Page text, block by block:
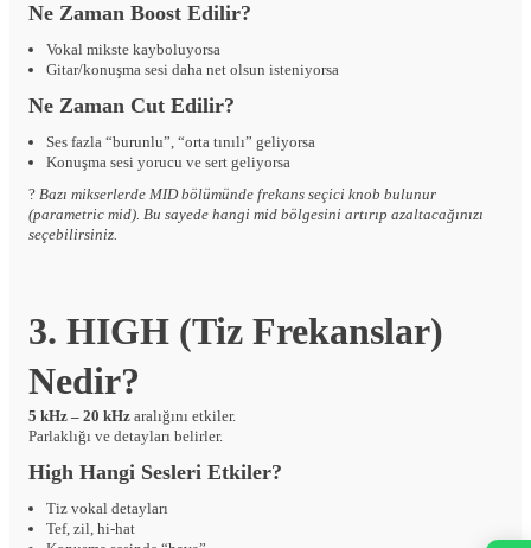
Ne Zaman Boost Edilir?
Vokal mikste kayboluyorsa
Gitar/konuşma sesi daha net olsun isteniyorsa
Ne Zaman Cut Edilir?
Ses fazla “burunlu”, “orta tınılı” geliyorsa
Konuşma sesi yorucu ve sert geliyorsa
? Bazı mikserlerde MID bölümünde frekans seçici knob bulunur
(parametric mid). Bu sayede hangi mid bölgesini artırıp azaltacağınızı
seçebilirsiniz.
3. HIGH (Tiz Frekanslar)
Nedir?
5 kHz – 20 kHz aralığını etkiler.
Parlaklığı ve detayları belirler.
High Hangi Sesleri Etkiler?
Tiz vokal detayları
Tef, zil, hi-hat